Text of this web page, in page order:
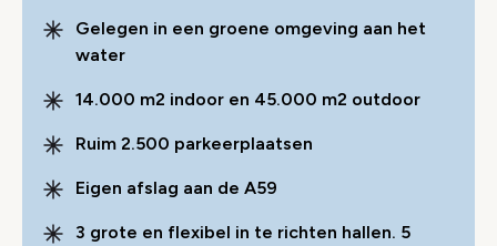
Gelegen in een groene omgeving aan het
water
14.000 m2 indoor en 45.000 m2 outdoor
Ruim 2.500 parkeerplaatsen
Eigen afslag aan de A59
3 grote en flexibel in te richten hallen. 5